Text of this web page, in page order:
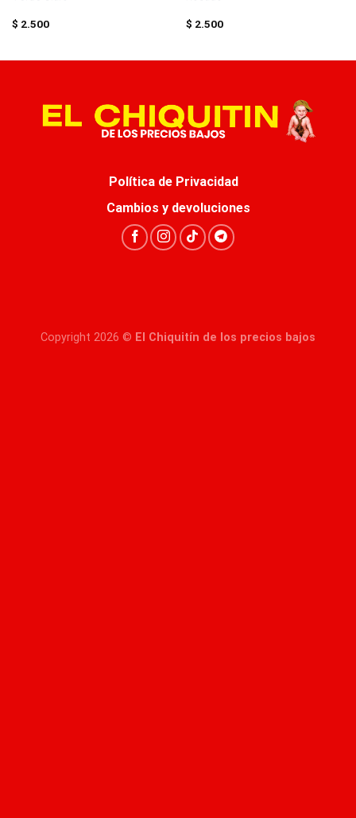
$ 2.500 $ 2.500
Política de Privacidad
Cambios y devoluciones
Copyright 2026 © El Chiquitín de los precios bajos